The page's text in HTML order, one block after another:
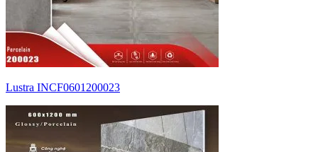
Lustra INCF0601200023